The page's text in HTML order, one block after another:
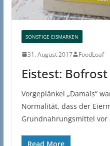
SONSTIGE EISMARKEN
31. August 2017 FoodLoaf
Eistest: Bofrost
Vorgeplänkel „Damals“
Normalität, dass der
Grundnahrungsmittel vor
Read More